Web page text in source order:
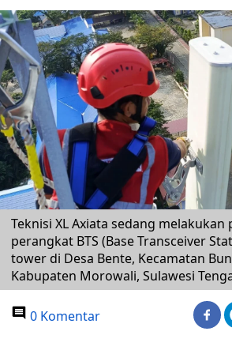
Teknisi XL Axiata sedang melakukan
perangkat BTS (Base Transceiver
tower di Desa Bente, Kecamatan
Kabupaten Morowali, Sulawesi
0 Komentar